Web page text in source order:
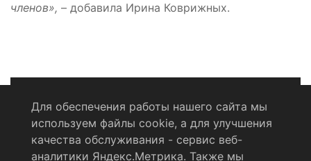
членов», – добавила Ирина Коврижных.
Политика конфиденциальности
Для обеспечения работы нашего сайта мы
используем файлы cookie, а для улучшения
качества обслуживания - сервис веб-
аналитики Яндекс.Метрика. Также мы